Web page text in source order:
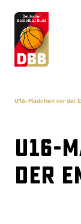
U16-Mädchen vor der
U16-
der